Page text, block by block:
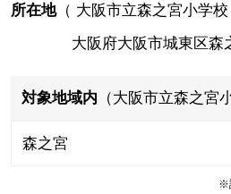
所在地（ 大阪市立森之宮小学校
大阪府大阪市城東区森
対象地域内 （大阪市立森之宮
森之宮
※